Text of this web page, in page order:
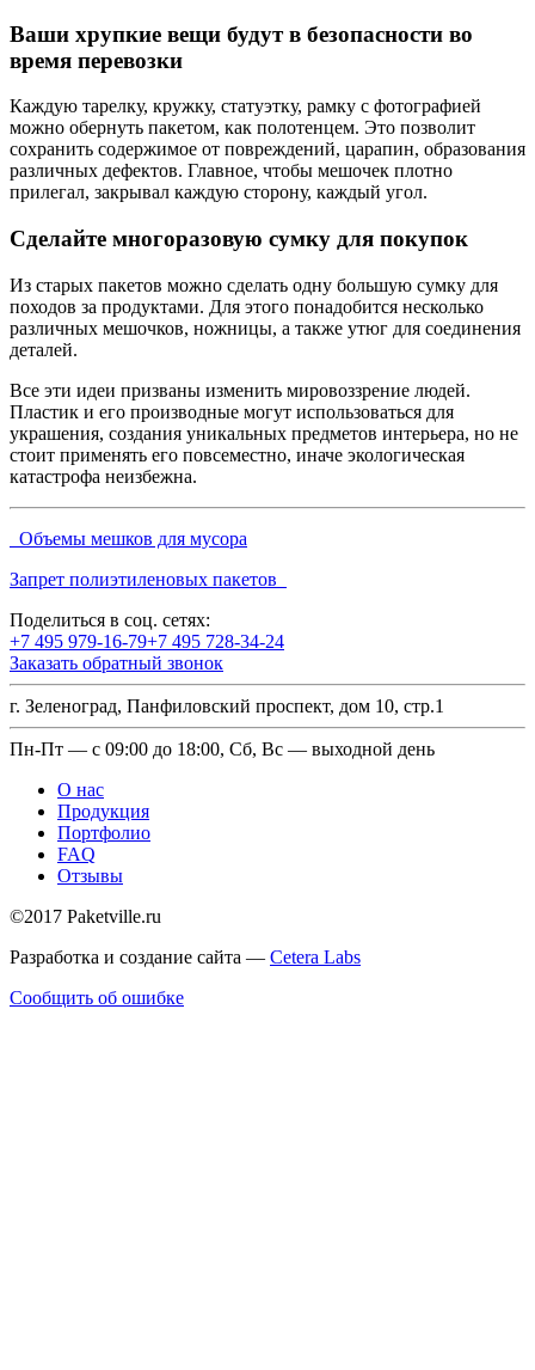
Ваши хрупкие вещи будут в безопасности во
время перевозки
Каждую тарелку, кружку, статуэтку, рамку с фотографией
можно обернуть пакетом, как полотенцем. Это позволит
сохранить содержимое от повреждений, царапин, образования
различных дефектов. Главное, чтобы мешочек плотно
прилегал, закрывал каждую сторону, каждый угол.
Сделайте многоразовую сумку для покупок
Из старых пакетов можно сделать одну большую сумку для
походов за продуктами. Для этого понадобится несколько
различных мешочков, ножницы, а также утюг для соединения
деталей.
Все эти идеи призваны изменить мировоззрение людей.
Пластик и его производные могут использоваться для
украшения, создания уникальных предметов интерьера, но не
стоит применять его повсеместно, иначе экологическая
катастрофа неизбежна.
Объемы мешков для мусора
Запрет полиэтиленовых пакетов
Поделиться в соц. сетях:
+7 495 979-16-79+7 495 728-34-24
Заказать обратный звонок
г. Зеленоград, Панфиловский проспект, дом 10, стр.1
Пн-Пт — с 09:00 до 18:00, Сб, Вс — выходной день
О нас
Продукция
Портфолио
FAQ
Отзывы
©2017 Paketville.ru
Разработка и создание сайта — Cetera Labs
Сообщить об ошибке